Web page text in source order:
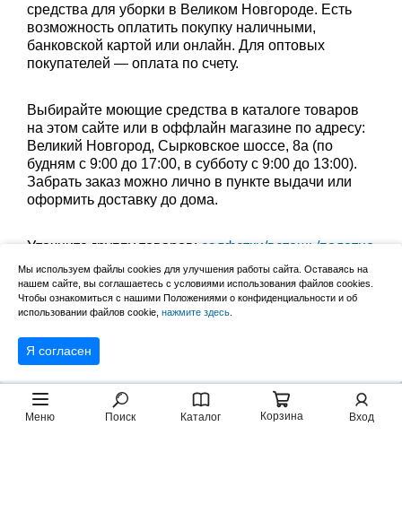
Меню Поиск Каталог Корзина Вход
средства для уборки в Великом Новгороде. Есть
возможность оплатить покупку наличными,
банковской картой или онлайн. Для оптовых
покупателей — оплата по счету.
Выбирайте моющие средства в каталоге товаров
на этом сайте или в оффлайн магазине по адресу:
Великий Новгород, Сырковское шоссе, 8а (по
будням с 9:00 до 17:00, в субботу с 9:00 до 13:00).
Забрать заказ можно лично в пункте выдачи или
оформить доставку до дома.
Уточните группу товаров: салфетки/ветошь/полотно
,товары гигиены,средства для кухни,
средства для пола,средства для стекол и зеркал,
средства для санузла,средства для труб,
чистящие средства,средства для стирки
Мы используем файлы cookies для улучшения работы сайта. Оставаясь на
нашем сайте, вы соглашаетесь с условиями использования файлов cookies.
Чтобы ознакомиться с нашими Положениями о конфиденциальности и об
использовании файлов cookie, нажмите здесь
Я согласен